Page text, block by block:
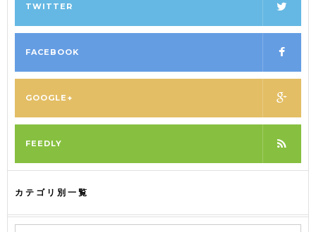
TWITTER
FACEBOOK
GOOGLE+
FEEDLY
カテゴリ別一覧